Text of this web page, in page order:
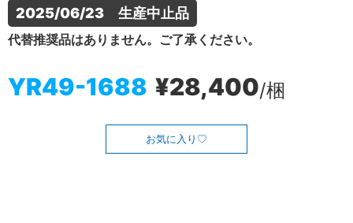
2025/06/23　生産中止品
代替推奨品はありません。ご了承ください。
YR49-1688 ¥28,400/梱
お気に入り